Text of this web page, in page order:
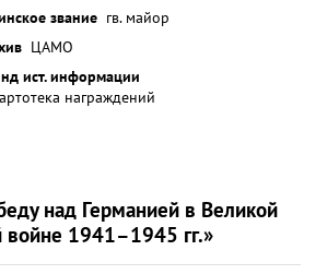
звание гв. майор
ЦАМО
ист. информации
награждений
над Германией в Великой
войне 1941–1945 гг.»